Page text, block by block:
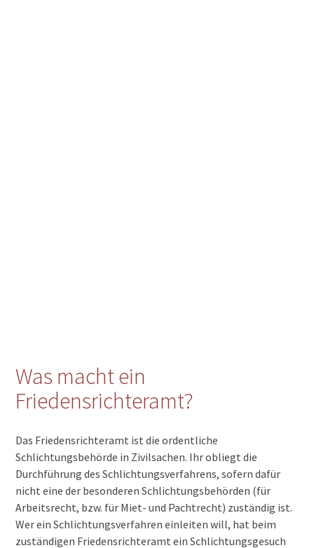
Was macht ein
Friedensrichteramt?
Das Friedensrichteramt ist die ordentliche
Schlichtungsbehörde in Zivilsachen. Ihr obliegt die
Durchführung des Schlichtungsverfahrens, sofern dafür
nicht eine der besonderen Schlichtungsbehörden (für
Arbeitsrecht, bzw. für Miet- und Pachtrecht) zuständig ist.
Wer ein Schlichtungsverfahren einleiten will, hat beim
zuständigen Friedensrichteramt ein Schlichtungsgesuch